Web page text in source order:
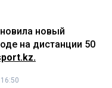
новый
на дистанции 50